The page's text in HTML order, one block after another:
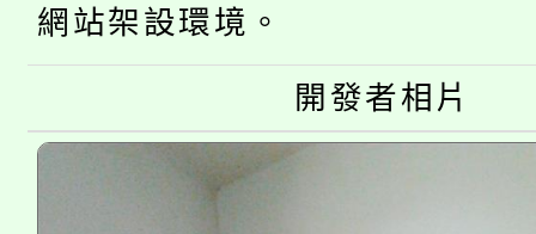
程，歡迎學生輔導中心
心理、諮商輔導、社會
系所師生報名參加。
縣市「校園短影音徵選
門員」簡章及活動海報
踴躍報名參加。
桃園市115學年度學生
「桃園市補助參觀特色
展演活動實施計畫」
115年度「教育部表揚
義教育推展貢獻獎」
網站架設環境。
開發者相片